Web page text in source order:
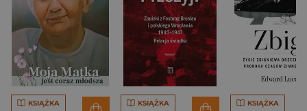
KSIĄŻKA KSIĄŻKA KSIĄŻKA